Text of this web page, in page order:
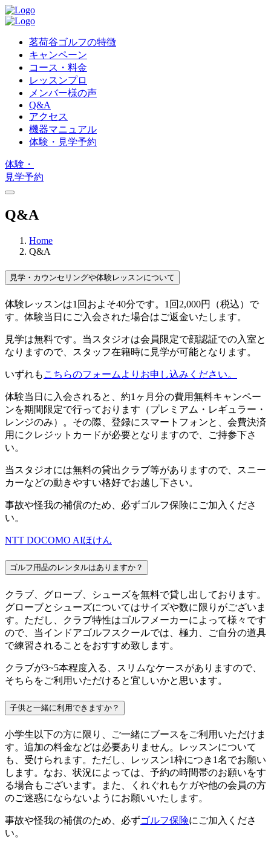
茗荷谷ゴルフの特徴
キャンペーン
コース・料金
レッスンプロ
メンバー様の声
Q&A
アクセス
機器マニュアル
体験・見学予約
体験・
見学予約
Q&A
Home
Q&A
見学・カウンセリングや体験レッスンについて
体験レッスンは1回およそ40分です。1回2,000円（税込）で
す。体験当日にご入会された場合はご返金いたします。
見学は無料です。当スタジオは会員限定で顔認証での入室と
なりますので、スタッフ在籍時に見学が可能となります。
いずれも こちらのフォームよりお申し込みください。
体験当日に入会されると、約1ヶ月分の費用無料キャンペー
ンを期間限定で行っております（プレミアム・レギュラー・
レンジのみ）。その際、登録にスマートフォンと、会費決済
用にクレジットカードが必要となりますので、ご持参下さ
い。
当スタジオには無料の貸出クラブ等がありますので、スニー
カーなどの動きやすい格好でお越し下さい。
事故や怪我の補償のため、必ずゴルフ保険にご加入くださ
い。
NTT DOCOMO AIほけん
ゴルフ用品のレンタルはありますか？
クラブ、グローブ、シューズを無料で貸し出しております。
グローブとシューズについてはサイズや数に限りがございま
す。ただし、クラブ特性はゴルフメーカーによって様々です
ので、当インドアゴルフスクールでは、極力、ご自分の道具
で練習されることをおすすめ致します。
クラブが3~5本程度入る、スリムなケースがありますので、
そちらをご利用いただけると宜しいかと思います。
子供と一緒に利用できますか？
小学生以下の方に限り、ご一緒にブースをご利用いただけま
す。追加の料金などは必要ありません。レッスンについて
も、受けられます。ただし、レッスン1枠につき1名でお願い
します。なお、状況によっては、予約の時間帯のお願いをす
る場合もございます。また、くれぐれもケガや他の会員の方
のご迷惑にならないようにお願いいたします。
事故や怪我の補償のため、必ずゴルフ保険にご加入くださ
い。